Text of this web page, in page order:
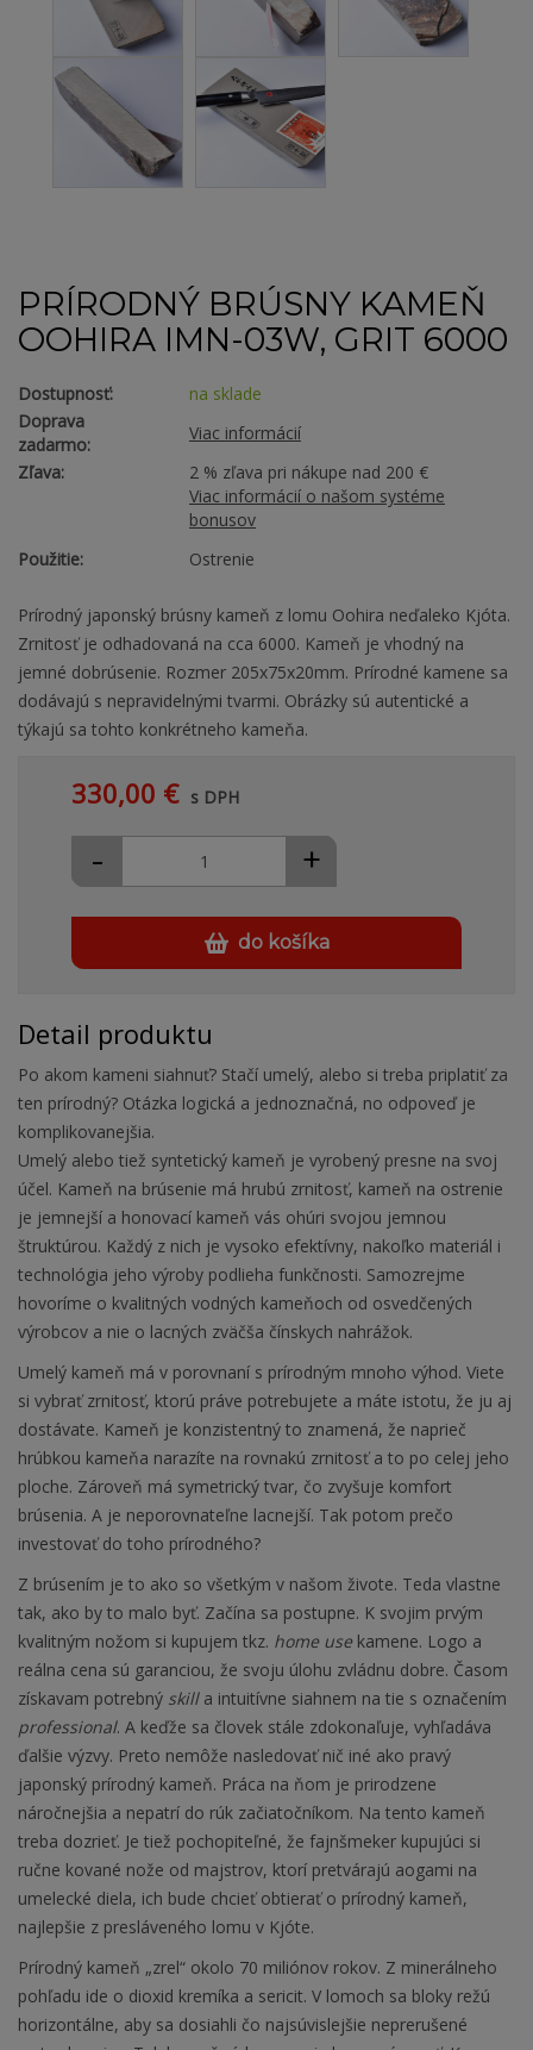
PRÍRODNÝ BRÚSNY KAMEŇ
OOHIRA IMN-03W, GRIT 6000
Dostupnosť:
na sklade
Doprava
zadarmo:
Viac informácií
Zľava:
2 % zľava pri nákupe nad 200 €
Viac informácií o našom systéme
bonusov
Použitie:
Ostrenie
Prírodný japonský brúsny kameň z lomu Oohira neďaleko Kjóta.
Zrnitosť je odhadovaná na cca 6000. Kameň je vhodný na
jemné dobrúsenie. Rozmer 205x75x20mm. Prírodné kamene sa
dodávajú s nepravidelnými tvarmi. Obrázky sú autentické a
týkajú sa tohto konkrétneho kameňa.
330,00 € s DPH
+
-
do košíka
Detail produktu
Po akom kameni siahnuť? Stačí umelý, alebo si treba priplatiť za
ten prírodný? Otázka logická a jednoznačná, no odpoveď je
komplikovanejšia.
Umelý alebo tiež syntetický kameň je vyrobený presne na svoj
účel. Kameň na brúsenie má hrubú zrnitosť, kameň na ostrenie
je jemnejší a honovací kameň vás ohúri svojou jemnou
štruktúrou. Každý z nich je vysoko efektívny, nakoľko materiál i
technológia jeho výroby podlieha funkčnosti. Samozrejme
hovoríme o kvalitných vodných kameňoch od osvedčených
výrobcov a nie o lacných zväčša čínskych nahrážok.
Umelý kameň má v porovnaní s prírodným mnoho výhod. Viete
si vybrať zrnitosť, ktorú práve potrebujete a máte istotu, že ju aj
dostávate. Kameň je konzistentný to znamená, že naprieč
hrúbkou kameňa narazíte na rovnakú zrnitosť a to po celej jeho
ploche. Zároveň má symetrický tvar, čo zvyšuje komfort
brúsenia. A je neporovnateľne lacnejší. Tak potom prečo
investovať do toho prírodného?
Z brúsením je to ako so všetkým v našom živote. Teda vlastne
tak, ako by to malo byť. Začína sa postupne. K svojim prvým
kvalitným nožom si kupujem tkz. home usekamene. Logo a
reálna cena sú garanciou, že svoju úlohu zvládnu dobre. Časom
získavam potrebný skilla intuitívne siahnem na tie s označením
professional. A keďže sa človek stále zdokonaľuje, vyhľadáva
ďalšie výzvy. Preto nemôže nasledovať nič iné ako pravý
japonský prírodný kameň. Práca na ňom je prirodzene
náročnejšia a nepatrí do rúk začiatočníkom. Na tento kameň
treba dozrieť. Je tiež pochopiteľné, že fajnšmeker kupujúci si
ručne kované nože od majstrov, ktorí pretvárajú aogami na
umelecké diela, ich bude chcieť obtierať o prírodný kameň,
najlepšie z presláveného lomu v Kjóte.
Prírodný kameň „zrel“ okolo 70 miliónov rokov. Z minerálneho
pohľadu ide o dioxid kremíka a sericit. V lomoch sa bloky režú
horizontálne, aby sa dosiahli čo najsúvislejšie neprerušené